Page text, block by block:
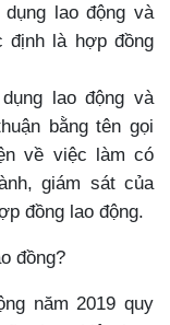
lao động và
là hợp đồng
lao động và
bằng tên gọi
về việc làm có
giám sát của
đồng lao động.
đồng?
năm 2019 quy